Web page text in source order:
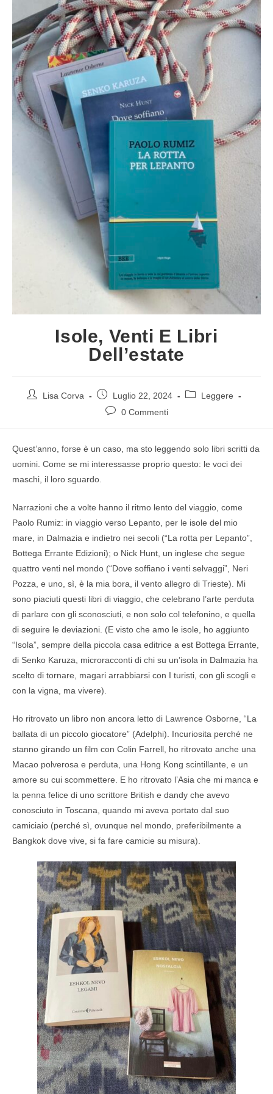
Isole, Venti E Libri
Dell’estate
Lisa Corva Luglio 22, 2024
Leggere
0 Commenti
Quest’anno, forse è un caso, ma sto leggendo solo libri scritti da
uomini. Come se mi interessasse proprio questo: le voci dei
maschi, il loro sguardo.
Narrazioni che a volte hanno il ritmo lento del viaggio, come
Paolo Rumiz: in viaggio verso Lepanto, per le isole del mio
mare, in Dalmazia e indietro nei secoli (“La rotta per Lepanto”,
Bottega Errante Edizioni); o Nick Hunt, un inglese che segue
quattro venti nel mondo (“Dove soffiano i venti selvaggi”, Neri
Pozza, e uno, sì, è la mia bora, il vento allegro di Trieste). Mi
sono piaciuti questi libri di viaggio, che celebrano l’arte perduta
di parlare con gli sconosciuti, e non solo col telefonino, e quella
di seguire le deviazioni. (E visto che amo le isole, ho aggiunto
“Isola”, sempre della piccola casa editrice a est Bottega Errante,
di Senko Karuza, microracconti di chi su un’isola in Dalmazia ha
scelto di tornare, magari arrabbiarsi con I turisti, con gli scogli e
con la vigna, ma vivere).
Ho ritrovato un libro non ancora letto di Lawrence Osborne, “La
ballata di un piccolo giocatore” (Adelphi). Incuriosita perché ne
stanno girando un film con Colin Farrell, ho ritrovato anche una
Macao polverosa e perduta, una Hong Kong scintillante, e un
amore su cui scommettere. E ho ritrovato l’Asia che mi manca e
la penna felice di uno scrittore British e dandy che avevo
conosciuto in Toscana, quando mi aveva portato dal suo
camiciaio (perché sì, ovunque nel mondo, preferibilmente a
Bangkok dove vive, si fa fare camicie su misura).